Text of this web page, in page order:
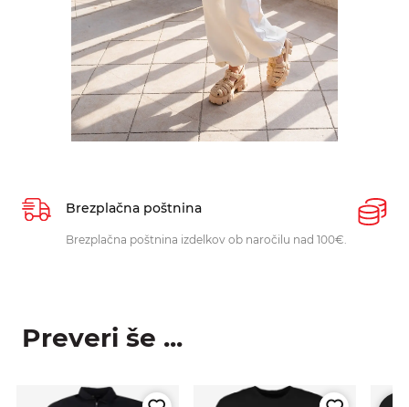
Brezplačna poštnina
Brezplačna poštnina izdelkov ob naročilu nad 100€.
Preveri še ...